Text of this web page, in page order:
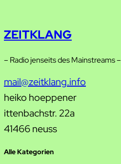
ZEITKLANG
– Radio jenseits des Mainstreams –
mail@zeitklang.info
heiko hoeppener
ittenbachstr. 22a
41466 neuss
Alle Kategorien